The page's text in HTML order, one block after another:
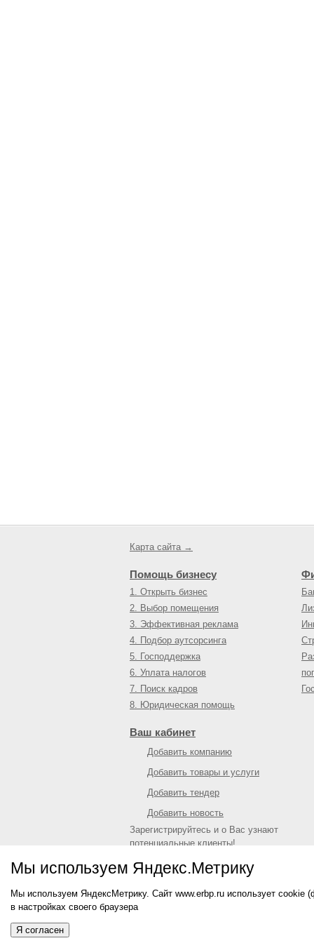
Мы используем Яндекс.Метрику
Мы используем ЯндексМетрику. Сайт www.erbp.ru использует
в настройках своего браузера
Я согласен
Карта сайта →
Помощь бизнесу
1. Открыть бизнес
2. Выбор помещения
3. Эффективная реклама
4. Подбор аутсорсинга
5. Господдержка
6. Уплата налогов
7. Поиск кадров
8. Юридическая помощь
Ваш кабинет
Добавить компанию
Добавить товары и услуги
Добавить тендер
Добавить новость
Зарегистрируйтесь и о Вас узнают
потенциальные клиенты!
© 2009—2026Единый республиканский
О портале